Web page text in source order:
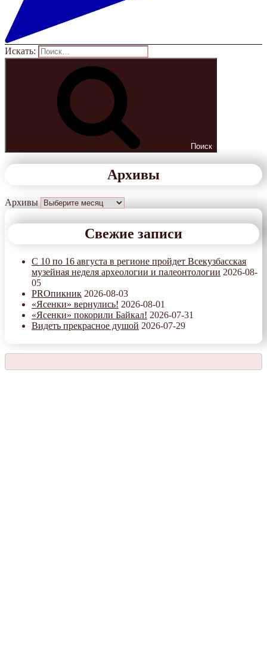
Искать:
Поиск
Архивы
Архивы
Свежие записи
С 10 по 16 августа в регионе пройдет Всекузбасская
музейная неделя археологии и палеонтологии 2026-08-
05
PROпикник 2026-08-03
«Ясенки» вернулись! 2026-08-01
«Ясенки» покорили Байкал! 2026-07-31
Видеть прекрасное душой 2026-07-29